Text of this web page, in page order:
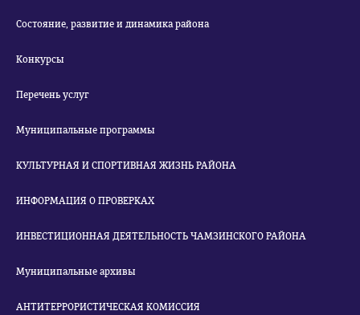
Состояние, развитие и динамика района
Конкурсы
Перечень услуг
Муниципальные программы
КУЛЬТУРНАЯ И СПОРТИВНАЯ ЖИЗНЬ РАЙОНА
ИНФОРМАЦИЯ О ПРОВЕРКАХ
ИНВЕСТИЦИОННАЯ ДЕЯТЕЛЬНОСТЬ ЧАМЗИНСКОГО РАЙОНА
Муниципальные архивы
АНТИТЕРРОРИСТИЧЕСКАЯ КОМИССИЯ